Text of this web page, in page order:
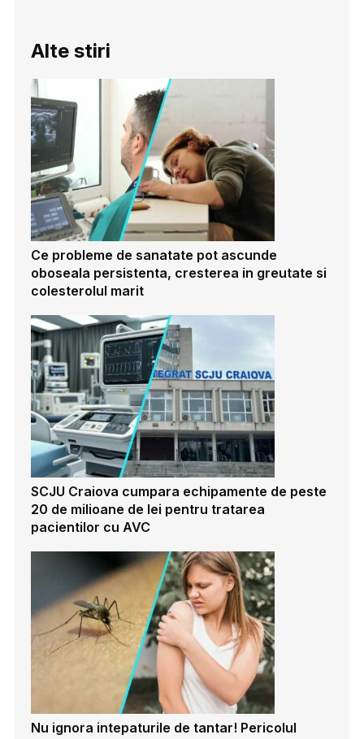
Alte stiri
Ce probleme de sanatate pot ascunde
oboseala persistenta, cresterea in greutate si
colesterolul marit
SCJU Craiova cumpara echipamente de peste
20 de milioane de lei pentru tratarea
pacientilor cu AVC
Nu ignora intepaturile de tantar! Pericolul